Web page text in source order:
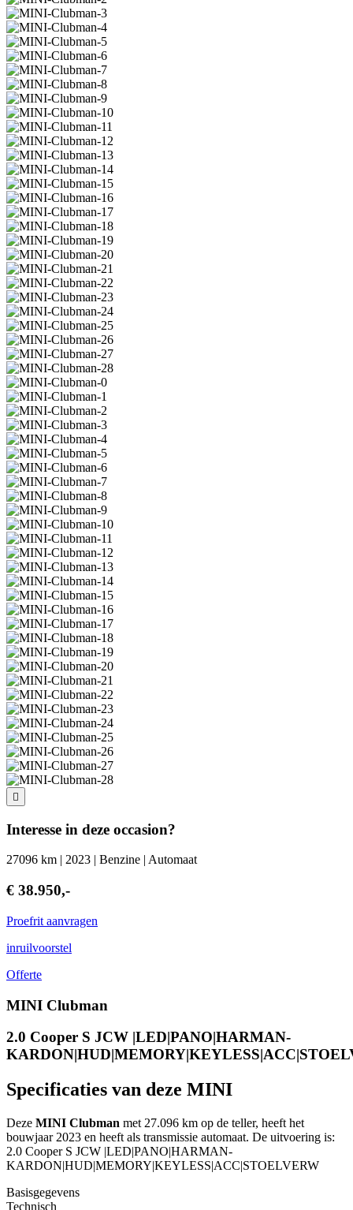
Interesse in deze occasion?
27096 km | 2023 | Benzine | Automaat
€ 38.950,-
Proefrit aanvragen
inruilvoorstel
Offerte
MINI Clubman
2.0 Cooper S JCW |LED|PANO|HARMAN-
Specificaties van deze MINI
Deze MINI Clubman met 27.096 km op de teller, heeft het
bouwjaar 2023 en heeft als transmissie automaat. De uitvoering is:
2.0 Cooper S JCW |LED|PANO|HARMAN-
KARDON|HUD|MEMORY|KEYLESS|ACC|STOELVERW
Basisgegevens
Technisch